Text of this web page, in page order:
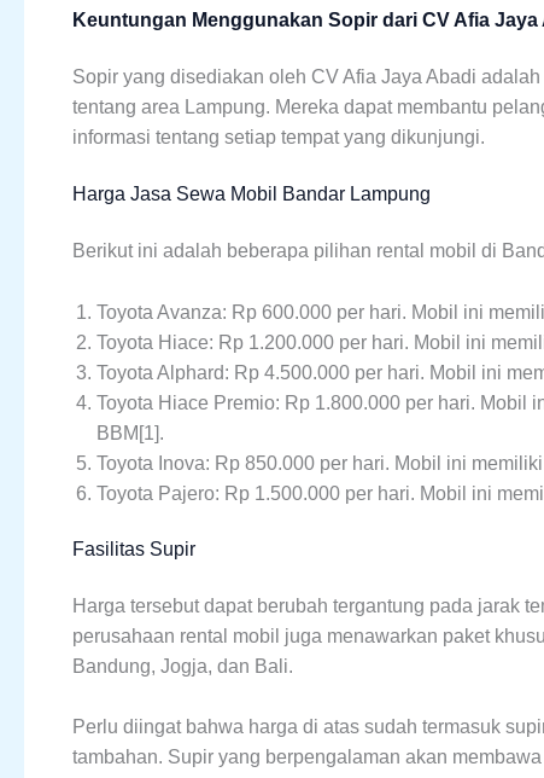
Keuntungan Menggunakan Sopir dari CV Afia Jaya
Sopir yang disediakan oleh CV Afia Jaya Abadi
tentang area Lampung. Mereka dapat membantu
informasi tentang setiap tempat yang dikunjungi.
Harga Jasa Sewa Mobil Bandar Lampung
Berikut ini adalah beberapa pilihan rental mobil di
Toyota Avanza: Rp 600.000 per hari. Mobil ini
Toyota Hiace: Rp 1.200.000 per hari. Mobil ini
Toyota Alphard: Rp 4.500.000 per hari. Mobil ini
Toyota Hiace Premio: Rp 1.800.000 per hari. Mobil
BBM[1].
Toyota Inova: Rp 850.000 per hari. Mobil ini
Toyota Pajero: Rp 1.500.000 per hari. Mobil ini
Fasilitas Supir
Harga tersebut dapat berubah tergantung pada jarak
perusahaan rental mobil juga menawarkan paket
Bandung, Jogja, dan Bali.
Perlu diingat bahwa harga di atas sudah termasuk
tambahan. Supir yang berpengalaman akan